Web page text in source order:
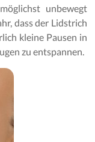
unbewegt
dass der Lidstrich
kleine Pausen in
zu entspannen.